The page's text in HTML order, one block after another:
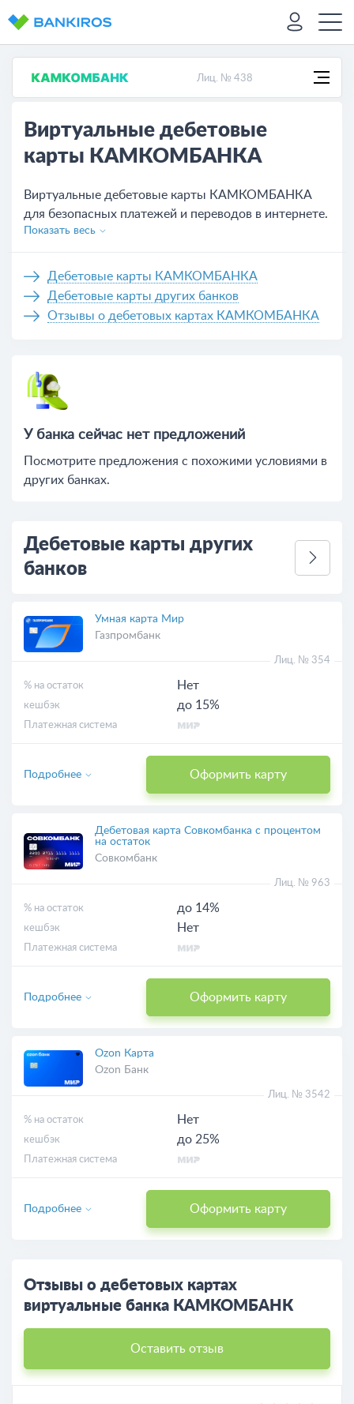
Лиц. № 438
Виртуальные дебетовые
карты КАМКОМБАНКА
Виртуальные дебетовые карты КАМКОМБАНКА
для безопасных платежей и переводов в интернете.
Карты не имеют пластикового носителя, однако
совершать все платежи онлайн. Вы можете не
выходя из дома заказать электронную карту
КАМКОМБАНКА онлайн, оставив заявку на сайте.
Показать весь
Дебетовые карты КАМКОМБАНКА
Дебетовые карты других банков
Отзывы о дебетовых картах КАМКОМБАНКА
У банка сейчас нет предложений
Посмотрите предложения c похожими условиями в
других банках.
Дебетовые карты других
банков
Умная карта Мир
Газпромбанк
Лиц. № 354
% на остаток Нет
кешбэк до 15%
Платежная система
Оформить карту
Подробнее
Дебетовая карта Совкомбанка с процентом
на остаток
Совкомбанк
Лиц. № 963
% на остаток до 14%
кешбэк Нет
Платежная система
Оформить карту
Подробнее
Ozon Карта
Ozon Банк
Лиц. № 3542
% на остаток Нет
кешбэк до 25%
Платежная система
Оформить карту
Подробнее
Отзывы о дебетовых картах
виртуальные банка КАМКОМБАНК
Оставить отзыв